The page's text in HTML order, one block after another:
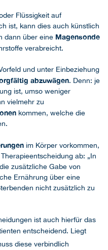
Flüssigkeit auf
ist, kann dies auch künstlich
dann über eine Magensonde
verabreicht.
und unter Einbeziehung
abzuwägen. Denn: je
ist, umso weniger
vielmehr zu
kommen, welche die
im Körper vorkommen,
ab: „In
zusätzliche Gabe von
Ernährung über eine
nicht zusätzlich zu
ist auch hierfür das
entscheidend. Liegt
diese verbindlich